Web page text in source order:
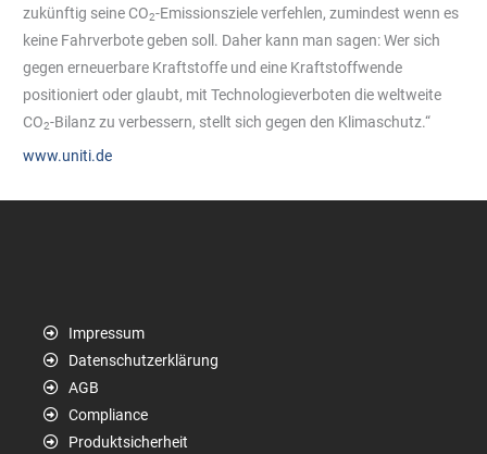
zukünftig seine CO2-Emissionsziele verfehlen, zumindest wenn es
keine Fahrverbote geben soll. Daher kann man sagen: Wer sich
gegen erneuerbare Kraftstoffe und eine Kraftstoffwende
positioniert oder glaubt, mit Technologieverboten die weltweite
CO2-Bilanz zu verbessern, stellt sich gegen den Klimaschutz.“
www.uniti.de
Impressum
Datenschutzerklärung
AGB
Compliance
Produktsicherheit